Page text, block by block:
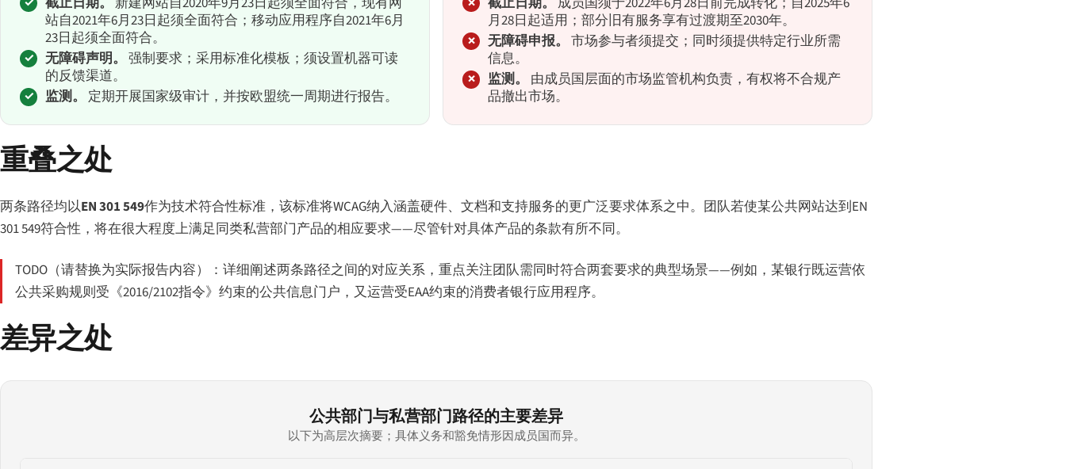
站自2021年6月23日起须全面符合；移动应用程序自2021年6月
23日起须全面符合。
无障碍声明。 强制要求；采用标准化模板；须设置机器可读
的反馈渠道。
监测。 定期开展国家级审计，并按欧盟统一周期进行报告。
月28日起适用；部分旧有服务享有过渡期至2030年。
无障碍申报。 市场参与者须提交；同时须提供特定行业所需
信息。
监测。
由成员国层面的市场监管机构负责，有权将不合规产
品撤出市场。
重叠之处
两条路径均以EN 301 549作为技术符合性标准，该标准将WCAG纳入涵盖硬件、文档和支持服务的更广泛要求体系之中。团队若使某公共网站达到EN
301 549符合性，将在很大程度上满足同类私营部门产品的相应要求——尽管针对具体产品的条款有所不同。
TODO（请替换为实际报告内容）：详细阐述两条路径之间的对应关系，重点关注团队需同时符合两套要求的典型场景——例如，某银行既运营依
公共采购规则受《2016/2102指令》约束的公共信息门户，又运营受EAA约束的消费者银行应用程序。
差异之处
公共部门与私营部门路径的主要差异
以下为高层次摘要；具体义务和豁免情形因成员国而异。